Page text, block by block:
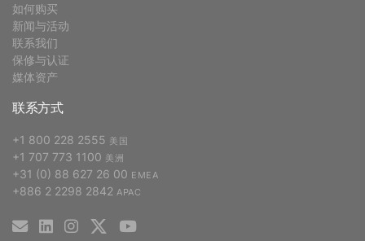
如何购买
新闻与活动
联系我们
保修与认证
媒体资产
联系方式
+1 800 228 2555 美国
+1 707 773 1100 美洲
+31 (0) 88 627 26 00 EMEA
+886 2 2298 2842 APAC